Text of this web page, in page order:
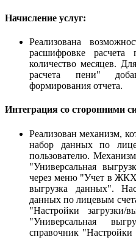
Начисление услуг:
Реализована
расшифровке расчета
количество месяцев.
расчета пени"
формирования отчета.
Интеграция со сторонними
Реализован механизм,
набор данных по
пользователю.
"Универсальная
через меню "Учет в
выгрузка данных".
данных по лицевым
"Настройки загрузки/
"Универсальная
справочник "Настройки